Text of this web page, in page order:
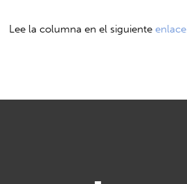
Lee la columna en el siguienteenlace.